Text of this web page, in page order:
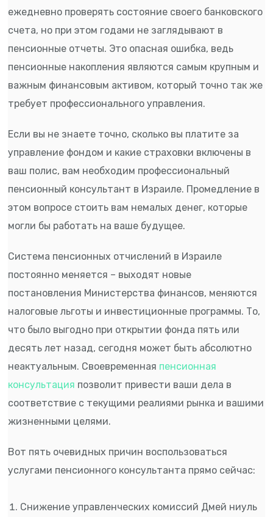
ежедневно проверять состояние своего банковского
счета, но при этом годами не заглядывают в
пенсионные отчеты. Это опасная ошибка, ведь
пенсионные накопления являются самым крупным и
важным финансовым активом, который точно так же
требует профессионального управления.
Если вы не знаете точно, сколько вы платите за
управление фондом и какие страховки включены в
ваш полис, вам необходим профессиональный
пенсионный консультант в Израиле. Промедление в
этом вопросе стоить вам немалых денег, которые
могли бы работать на ваше будущее.
Система пенсионных отчислений в Израиле
постоянно меняется – выходят новые
постановления Министерства финансов, меняются
налоговые льготы и инвестиционные программы. То,
что было выгодно при открытии фонда пять или
десять лет назад, сегодня может быть абсолютно
неактуальным. Своевременная пенсионная
консультация позволит привести ваши дела в
соответствие с текущими реалиями рынка и вашими
жизненными целями.
Вот пять очевидных причин воспользоваться
услугами пенсионного консультанта прямо сейчас:
Снижение управленческих комиссий Дмей ниуль